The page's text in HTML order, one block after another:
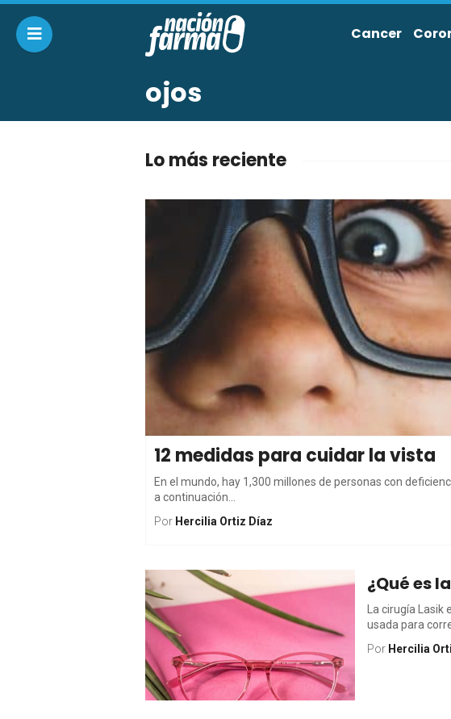
Cancer
ojos
Lo más reciente
12 medidas para cuidar la vista
En el mundo, hay 1,300 millones de personas con
a continuación...
Por Hercilia Ortiz Díaz
¿Qué es
La cirugía
usada para
Por Hercilia